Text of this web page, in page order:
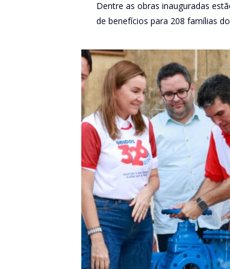
Dentre as obras inauguradas
de benefícios para 208 famílias